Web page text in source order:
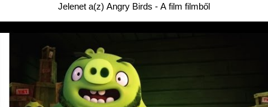
Jelenet a(z) Angry Birds - A film filmből